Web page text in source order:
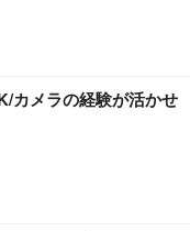
カメラの経験が活かせ